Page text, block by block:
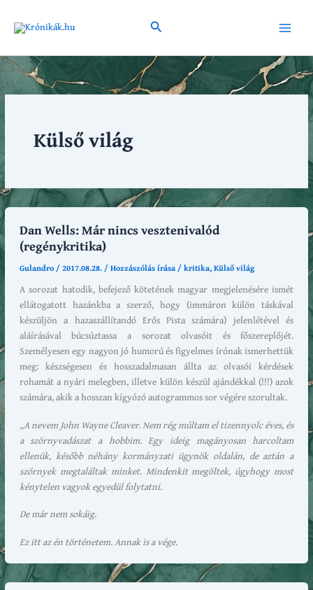
content
Search
Main
Menu
Külső világ
Dan Wells: Már nincs vesztenivalód
(regénykritika)
Gulandro /2017.08.28. /Hozzászólás írása /kritika,Külső világ
A sorozat hatodik, befejező kötetének magyar megjelenésére ismét
ellátogatott hazánkba a szerző, hogy (immáron külön táskával
készüljön a hazaszállítandó Erős Pista számára) jelenlétével és
aláírásával búcsúztassa a sorozat olvasóit és főszereplőjét.
Személyesen egy nagyon jó humorú és figyelmes írónak ismerhettük
meg: készségesen és hosszadalmasan állta az olvasói kérdések
rohamát a nyári melegben, illetve külön készül ajándékkal (!!!) azok
számára, akik a hosszan kígyózó autogrammos sor végére szorultak.
„A nevem John Wayne Cleaver. Nem rég múltam el tizennyolc éves, és
a szörnyvadászat a hobbim. Egy ideig magányosan harcoltam
ellenük, később néhány kormányzati ügynök oldalán, de aztán a
szörnyek megtaláltak minket. Mindenkit megöltek, úgyhogy most
kénytelen vagyok egyedül folytatni.
De már nem sokáig.
Ez itt az én történetem. Annak is a vége.